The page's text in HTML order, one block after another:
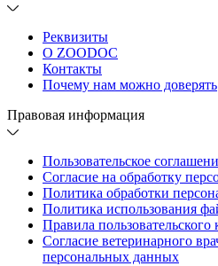
Реквизиты
О ZOODOC
Контакты
Почему нам можно доверять
Правовая информация
Пользовательское
Согласие на обработку
Политика обработки
Политика использования
Правила пользовательского
Согласие ветеринарного
персональных данных